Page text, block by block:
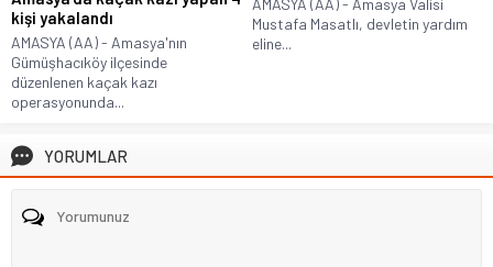
kişi yakalandı
AMASYA (AA) - Amasya'nın
Gümüşhacıköy ilçesinde
düzenlenen kaçak kazı
operasyonunda...
Mustafa Masatlı, devletin yardım
eline...
YORUMLAR